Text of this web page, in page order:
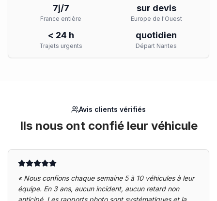
7j/7
France entière
sur devis
Europe de l'Ouest
< 24 h
Trajets urgents
quotidien
Départ Nantes
Avis clients vérifiés
Ils nous ont confié leur véhicule
« Nous confions chaque semaine 5 à 10 véhicules à leur
équipe. En 3 ans, aucun incident, aucun retard non
anticipé. Les rapports photo sont systématiques et la